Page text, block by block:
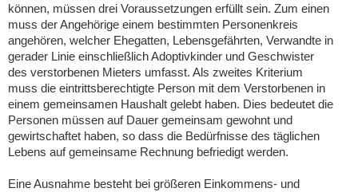
können, müssen drei Voraussetzungen erfüllt sein. Zum einen
muss der Angehörige einem bestimmten Personenkreis
angehören, welcher Ehegatten, Lebensgefährten, Verwandte in
gerader Linie einschließlich Adoptivkinder und Geschwister
des verstorbenen Mieters umfasst. Als zweites Kriterium
muss die eintrittsberechtigte Person mit dem Verstorbenen in
einem gemeinsamen Haushalt gelebt haben. Dies bedeutet die
Personen müssen auf Dauer gemeinsam gewohnt und
gewirtschaftet haben, so dass die Bedürfnisse des täglichen
Lebens auf gemeinsame Rechnung befriedigt werden.
Eine Ausnahme besteht bei größeren Einkommens- und